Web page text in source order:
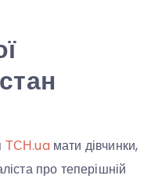
ТСН.uaмати дівчинки,
про теперішній